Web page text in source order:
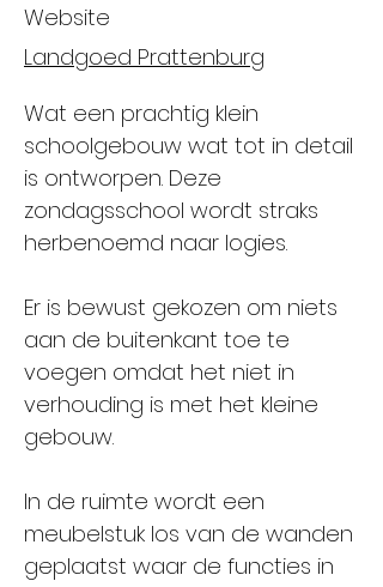
Website
Landgoed Prattenburg
Wat een prachtig klein
schoolgebouw wat tot in detail
is ontworpen. Deze
zondagsschool wordt straks
herbenoemd naar logies.
Er is bewust gekozen om niets
aan de buitenkant toe te
voegen omdat het niet in
verhouding is met het kleine
gebouw.
In de ruimte wordt een
meubelstuk los van de wanden
geplaatst waar de functies in